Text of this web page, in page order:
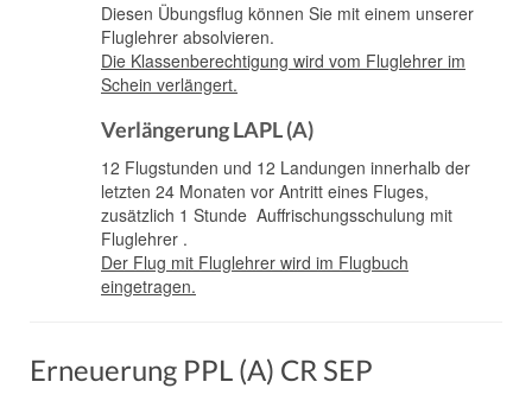
Diesen Übungsflug können Sie mit einem unserer
Fluglehrer absolvieren.
Die Klassenberechtigung wird vom Fluglehrer im
Schein verlängert.
Verlängerung LAPL (A)
12 Flugstunden und 12 Landungen innerhalb der
letzten 24 Monaten vor Antritt eines Fluges,
zusätzlich 1 Stunde Auffrischungsschulung mit
Fluglehrer .
Der Flug mit Fluglehrer wird im Flugbuch
eingetragen.
Erneuerung PPL (A) CR SEP